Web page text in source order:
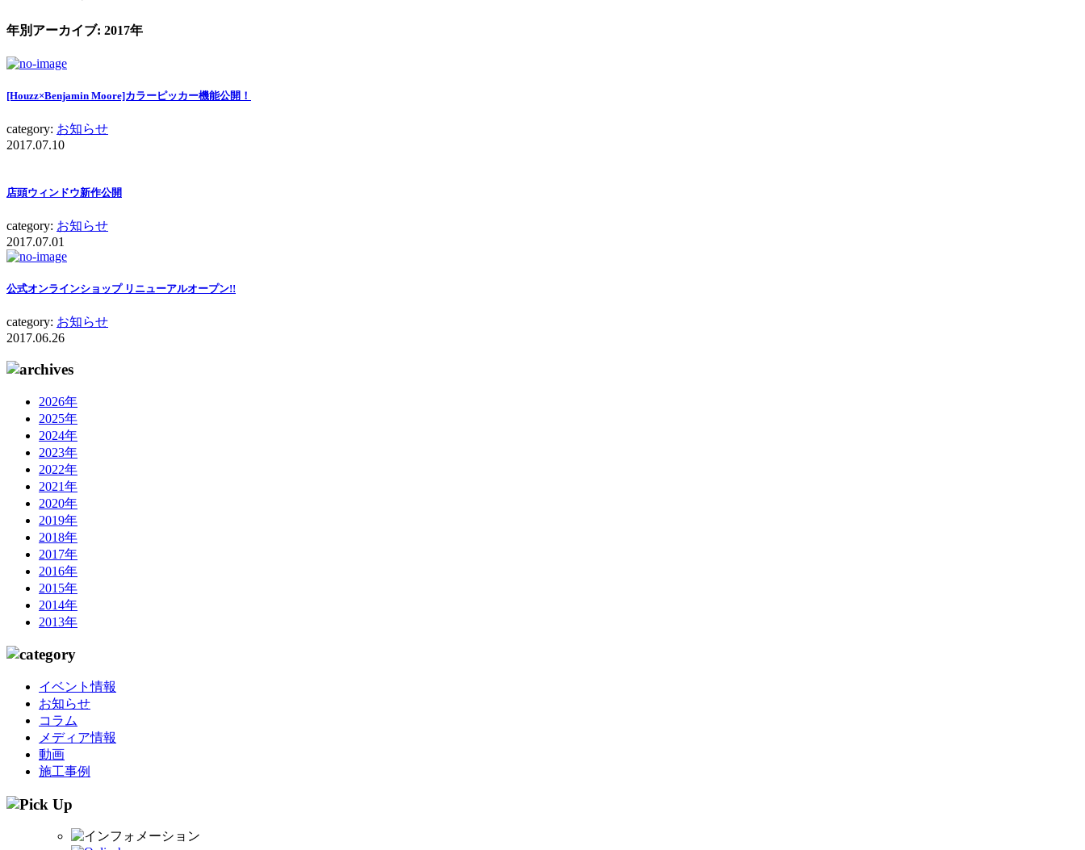
年別アーカイブ: 2017年
[Houzz×Benjamin Moore]カラーピッカー機能公開！
category: お知らせ
2017.07.10
店頭ウィンドウ新作公開
category: お知らせ
2017.07.01
公式オンラインショップ リニューアルオープン!!
category: お知らせ
2017.06.26
2026年
2025年
2024年
2023年
2022年
2021年
2020年
2019年
2018年
2017年
2016年
2015年
2014年
2013年
イベント情報
お知らせ
コラム
メディア情報
動画
施工事例